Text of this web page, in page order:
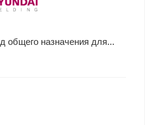
общего назначения для...